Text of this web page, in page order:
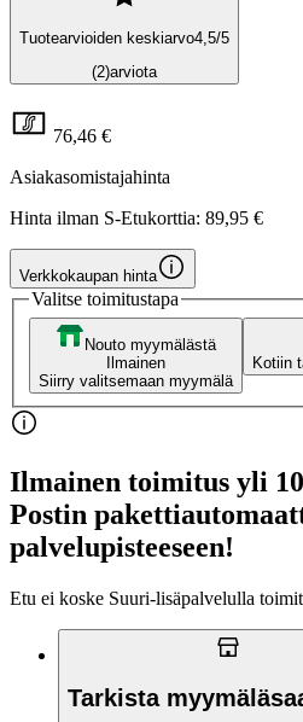
Tuotearvioiden keskiarvo4,5/5
(2)arviota
76,46 €
Asiakasomistajahinta
Hinta ilman S-Etukorttia: 89,95 €
Verkkokaupan hinta
Valitse toimitustapa
Nouto myymälästä
Ilmainen
Siirry valitsemaan myymälä
Kotiin
Ilmainen toimitus yli
Postin
palvelupisteeseen!
Etu ei koske Suuri‑lisäpalvelulla
Tarkista